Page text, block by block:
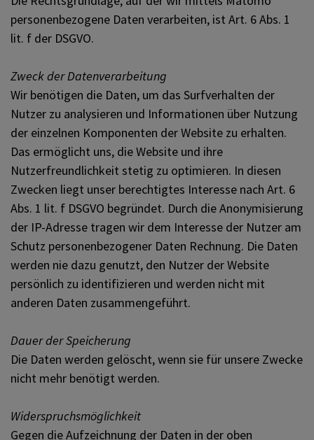
personenbezogene Daten verarbeiten, ist Art. 6 Abs. 1
lit. f der DSGVO.
Zweck der Datenverarbeitung
Wir benötigen die Daten, um das Surfverhalten der
Nutzer zu analysieren und Informationen über Nutzung
der einzelnen Komponenten der Website zu erhalten.
Das ermöglicht uns, die Website und ihre
Nutzerfreundlichkeit stetig zu optimieren. In diesen
Zwecken liegt unser berechtigtes Interesse nach Art. 6
Abs. 1 lit. f DSGVO begründet. Durch die Anonymisierung
der IP-Adresse tragen wir dem Interesse der Nutzer am
Schutz personenbezogener Daten Rechnung. Die Daten
werden nie dazu genutzt, den Nutzer der Website
persönlich zu identifizieren und werden nicht mit
anderen Daten zusammengeführt.
Dauer der Speicherung
Die Daten werden gelöscht, wenn sie für unsere Zwecke
nicht mehr benötigt werden.
Widerspruchsmöglichkeit
Gegen die Aufzeichnung der Daten in der oben